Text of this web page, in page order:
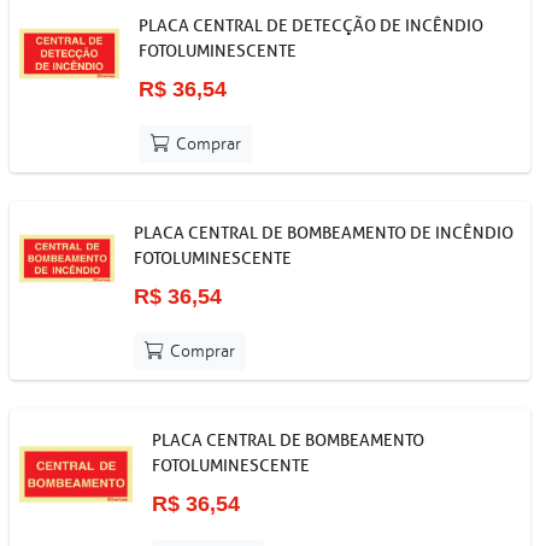
PLACA CENTRAL DE DETECÇÃO DE INCÊNDIO
FOTOLUMINESCENTE
R$ 36,54
Comprar
PLACA CENTRAL DE BOMBEAMENTO DE INCÊNDIO
FOTOLUMINESCENTE
R$ 36,54
Comprar
PLACA CENTRAL DE BOMBEAMENTO
FOTOLUMINESCENTE
R$ 36,54